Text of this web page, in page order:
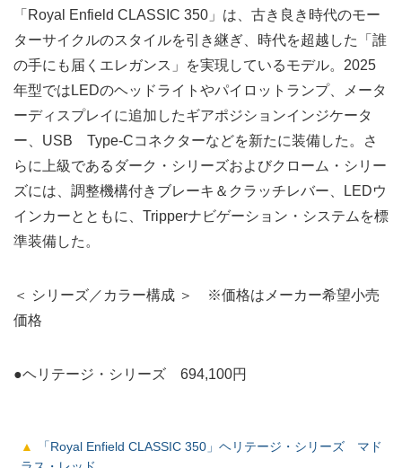
「Royal Enfield CLASSIC 350」は、古き良き時代のモー
ターサイクルのスタイルを引き継ぎ、時代を超越した「誰
の手にも届くエレガンス」を実現しているモデル。2025
年型ではLEDのヘッドライトやパイロットランプ、メータ
ーディスプレイに追加したギアポジションインジケータ
ー、USB Type-Cコネクターなどを新たに装備した。さ
らに上級であるダーク・シリーズおよびクローム・シリー
ズには、調整機構付きブレーキ＆クラッチレバー、LEDウ
インカーとともに、Tripperナビゲーション・システムを標
準装備した。
＜ シリーズ／カラー構成 ＞ ※価格はメーカー希望小売
価格
●ヘリテージ・シリーズ 694,100円
「Royal Enfield CLASSIC 350」ヘリテージ・シリーズ マド